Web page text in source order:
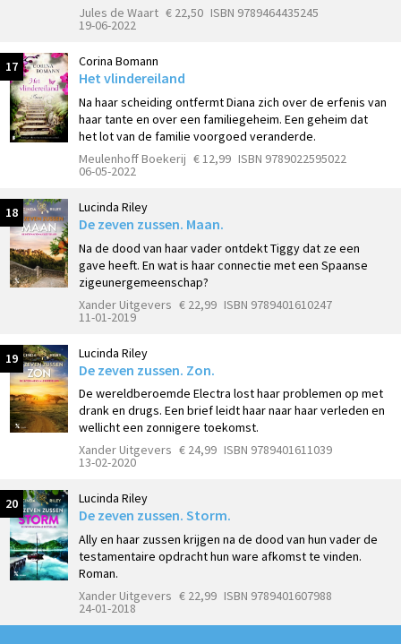
Jules de Waart € 22,50 ISBN 9789464435245
19-06-2022
17 Corina Bomann
Het vlindereiland
Na haar scheiding ontfermt Diana zich over de erfenis van
haar tante en over een familiegeheim. Een geheim dat
het lot van de familie voorgoed veranderde.
Meulenhoff Boekerij € 12,99 ISBN 9789022595022
06-05-2022
18 Lucinda Riley
De zeven zussen. Maan.
Na de dood van haar vader ontdekt Tiggy dat ze een
gave heeft. En wat is haar connectie met een Spaanse
zigeunergemeenschap?
Xander Uitgevers € 22,99 ISBN 9789401610247
11-01-2019
19 Lucinda Riley
De zeven zussen. Zon.
De wereldberoemde Electra lost haar problemen op met
drank en drugs. Een brief leidt haar naar haar verleden en
wellicht een zonnigere toekomst.
Xander Uitgevers € 24,99 ISBN 9789401611039
13-02-2020
20 Lucinda Riley
De zeven zussen. Storm.
Ally en haar zussen krijgen na de dood van hun vader de
testamentaire opdracht hun ware afkomst te vinden.
Roman.
Xander Uitgevers € 22,99 ISBN 9789401607988
24-01-2018